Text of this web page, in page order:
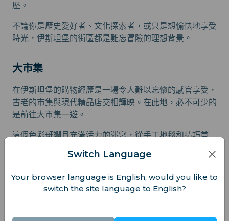
歷。
不論你是歷史愛好者、文化探索者，或只是想愉快地享受
時光，伊斯坦堡的街區都是難忘冒險的理想背景。
大市集
在伊斯坦堡的購物經歷是一場令人難以忘懷的感官享受，
古老的市集與現代精品店交相輝映。在此地，必不可少的
是前往大市集一遊。
這個色彩斑斕且充滿活力的迷宮，從手工地毯和精巧首
飾，到鮮豔的香料與手繪陶瓷應有盡有。漫遊於其蜿蜒小
巷時，別忘了欣賞討價還價的樂趣——這是樂趣和傳統的
重要部分！
Switch Language
Your browser language is English, would you like to
switch the site language to English?